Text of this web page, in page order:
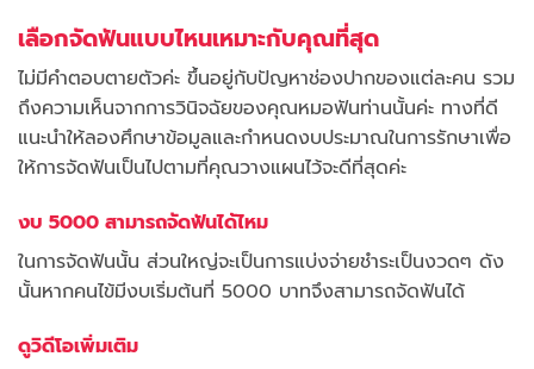
เลือกจัดฟันแบบไหนเหมาะกับคุณที่สุด
ไม่มีคำตอบตายตัวค่ะ ขึ้นอยู่กับปัญหาช่องปากของแต่ละคน รวม
ถึงความเห็นจากการวินิจฉัยของคุณหมอฟันท่านนั้นค่ะ ทางที่ดี
แนะนำให้ลองศึกษาข้อมูลและกำหนดงบประมาณในการรักษาเพื่อ
ให้การจัดฟันเป็นไปตามที่คุณวางแผนไว้จะดีที่สุดค่ะ
งบ 5000 สามารถจัดฟันได้ไหม
ในการจัดฟันนั้น ส่วนใหญ่จะเป็นการแบ่งจ่ายชำระเป็นงวดๆ ดัง
นั้นหากคนไข้มีงบเริ่มต้นที่ 5000 บาทจึงสามารถจัดฟันได้
ดูวิดีโอเพิ่มเติม